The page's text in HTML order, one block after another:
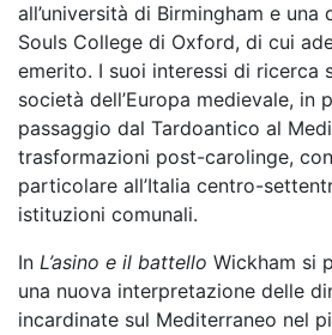
all’università di Birmingham e una
Souls College di Oxford, di cui
emerito. I suoi interessi di ricerca
società dell’Europa medievale, in
passaggio dal Tardoantico al
trasformazioni post-carolinge, con
particolare all’Italia centro-
istituzioni comunali.
In L’asino e il battello Wickham si
una nuova interpretazione delle
incardinate sul Mediterraneo nel